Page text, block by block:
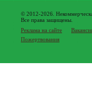
© 2012-2026.
Все права защищены.
Реклама на сайте
Пожертвования